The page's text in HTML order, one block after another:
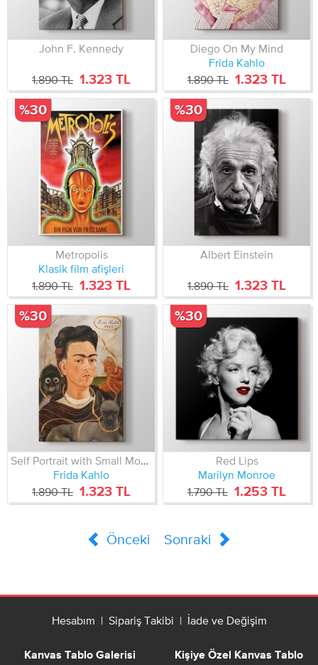
John F. Kennedy
1.890 TL 1.323 TL
Diego On My Mind
Frida Kahlo
1.890 TL 1.323 TL
Metropolis
Klasik film afişleri
1.890 TL 1.323 TL
%30
Albert Einstein
1.890 TL 1.323 TL
%30
Self Portrait with Small Monkey
Frida Kahlo
1.890 TL 1.323 TL
%30
Red Lips
Marilyn Monroe
1.790 TL 1.253 TL
%30
Önceki Sonraki
Hesabım | Sipariş Takibi | İade ve Değişim
Kanvas Tablo Galerisi Kişiye Özel Kanvas Tablo